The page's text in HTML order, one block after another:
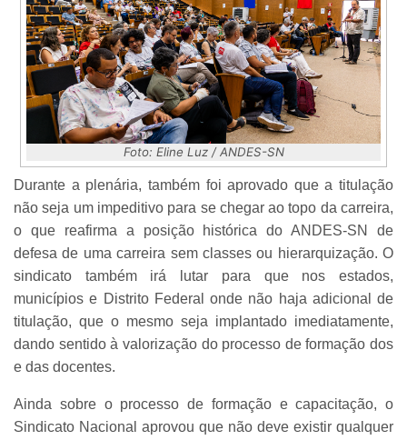
Foto: Eline Luz / ANDES-SN
Durante a plenária, também foi aprovado que a titulação
não seja um impeditivo para se chegar ao topo da carreira,
o que reafirma a posição histórica do ANDES-SN de
defesa de uma carreira sem classes ou hierarquização. O
sindicato também irá lutar para que nos estados,
municípios e Distrito Federal onde não haja adicional de
titulação, que o mesmo seja implantado imediatamente,
dando sentido à valorização do processo de formação dos
e das docentes.
Ainda sobre o processo de formação e capacitação, o
Sindicato Nacional aprovou que não deve existir qualquer